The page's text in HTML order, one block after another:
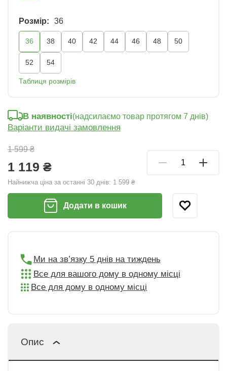
Розмір: 36
36 38 40 42 44 46 48 50
52 54
Таблиця розмірів
1 599 ₴
1 119 ₴
Найнижча ціна за останні 30 днів: 1 599 ₴
В наявності(надсилаємо товар протягом 7 днів)
Варіанти видачі замовлення
Додати в кошик
Ми на зв’язку 5 днів на тиждень
Все для вашого дому в одному місці
Все для дому в одному місці
Опис